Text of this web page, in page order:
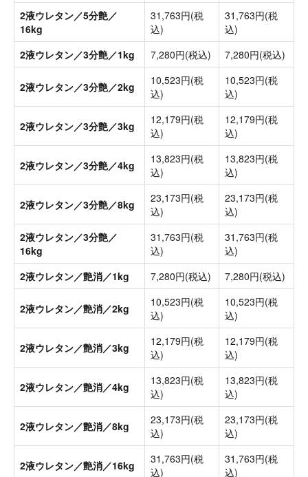
2液ウレタン／5分艶／
16kg
31,763円(税
込)
31,763円(税
込)
2液ウレタン／3分艶／1kg
7,280円(税込) 7,280円(税込)
2液ウレタン／3分艶／2kg
10,523円(税
込)
10,523円(税
込)
2液ウレタン／3分艶／3kg
12,179円(税
込)
12,179円(税
込)
2液ウレタン／3分艶／4kg
13,823円(税
込)
13,823円(税
込)
2液ウレタン／3分艶／8kg
23,173円(税
込)
23,173円(税
込)
2液ウレタン／3分艶／
16kg
31,763円(税
込)
31,763円(税
込)
2液ウレタン／艶消／1kg
7,280円(税込) 7,280円(税込)
2液ウレタン／艶消／2kg
10,523円(税
込)
10,523円(税
込)
2液ウレタン／艶消／3kg
12,179円(税
込)
12,179円(税
込)
2液ウレタン／艶消／4kg
13,823円(税
込)
13,823円(税
込)
2液ウレタン／艶消／8kg
23,173円(税
込)
23,173円(税
込)
2液ウレタン／艶消／16kg
31,763円(税
込)
31,763円(税
込)